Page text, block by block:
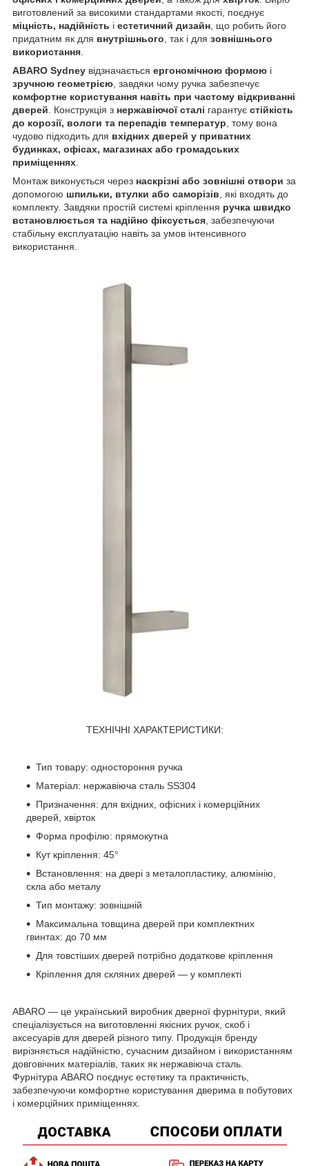
виготовлений за високими стандартами якості, поєднує
міцність, надійність і естетичний дизайн, що робить його
придатним як для внутрішнього, так і для зовнішнього
використання.
ABARO Sydney відзначається ергономічною формою і
зручною геометрією, завдяки чому ручка забезпечує
комфортне користування навіть при частому відкриванні
дверей. Конструкція з нержавіючої сталі гарантує стійкість
до корозії, вологи та перепадів температур, тому вона
чудово підходить для вхідних дверей у приватних
будинках, офісах, магазинах або громадських
приміщеннях.
Монтаж виконується через наскрізні або зовнішні отвори за
допомогою шпильки, втулки або саморізів, які входять до
комплекту. Завдяки простій системі кріплення ручка швидко
встановлюється та надійно фіксується, забезпечуючи
стабільну експлуатацію навіть за умов інтенсивного
використання.
ТЕХНІЧНІ ХАРАКТЕРИСТИКИ:
Тип товару: одностороння ручка
Матеріал: нержавіюча сталь SS304
Призначення: для вхідних, офісних і комерційних
дверей, хвірток
Форма профілю: прямокутна
Кут кріплення: 45°
Встановлення: на двері з металопластику, алюмінію,
скла або металу
Тип монтажу: зовнішній
Максимальна товщина дверей при комплектних
гвинтах: до 70 мм
Для товстіших дверей потрібно додаткове кріплення
Кріплення для скляних дверей — у комплекті
ABARO — це український виробник дверної фурнітури, який
спеціалізується на виготовленні якісних ручок, скоб і
аксесуарів для дверей різного типу. Продукція бренду
вирізняється надійністю, сучасним дизайном і використанням
довговічних матеріалів, таких як нержавіюча сталь.
Фурнітура ABARO поєднує естетику та практичність,
забезпечуючи комфортне користування дверима в побутових
і комерційних приміщеннях.